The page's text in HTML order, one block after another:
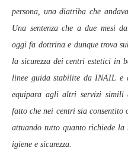
persona, una diatriba che
Una sentenza che a due mesi
oggi fa dottrina e dunque trova
la sicurezza dei centri estetici in
linee guida stabilite da INAIL e
equipara agli altri servizi simili
fatto che nei centri sia consentito
attuando tutto quanto richiede
igiene e sicurezza.